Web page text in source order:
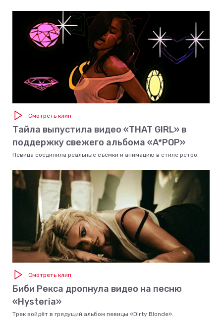
Смотреть клип
Тайла выпустила видео «THAT GIRL» в
поддержку свежего альбома «A*POP»
Певица соединила реальные съёмки и анимацию в стиле ретро.
Смотреть клип
Биби Рекса дропнула видео на песню
«Hysteria»
Трек войдёт в грядущий альбом певицы «Dirty Blonde».